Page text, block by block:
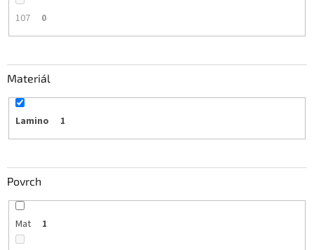
107 0
Materiál
Lamino 1
Povrch
Mat 1